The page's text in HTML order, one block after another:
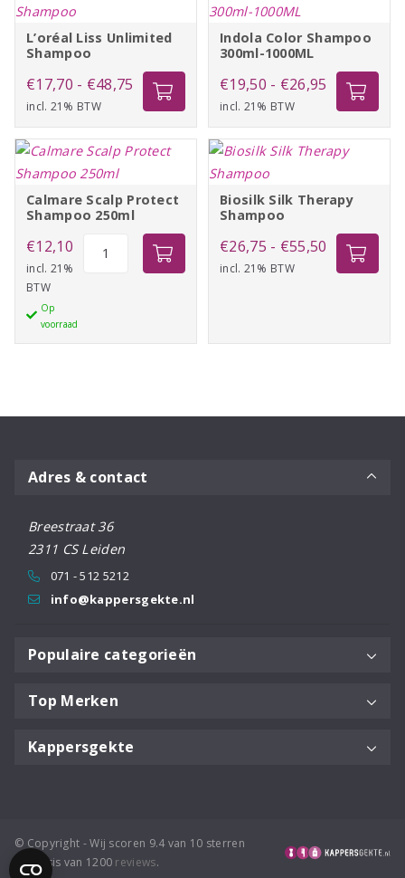
L’oréal Liss Unlimited
Shampoo
€17,70 - €48,75 Prijsklasse:
€17,70
tot
€48,75
incl. 21% BTW
Indola Color Shampoo
300ml-1000ML
€19,50 - €26,95 Prijsklasse:
€19,50
tot
€26,95
incl. 21% BTW
Calmare Scalp Protect
Shampoo 250ml
€12,10
incl. 21%
BTW
Op
voorraad
Biosilk Silk Therapy
Shampoo
€26,75 - €55,50 Prijsklasse:
€26,75
incl. 21% BTW
Adres & contact
Breestraat 36
2311 CS Leiden
071 - 512 5212
info@kappersgekte.nl
Populaire categorieën
Top Merken
Kappersgekte
© Copyright - Wij scoren 9.4 van 10 sterren
op basis van 1200 reviews.